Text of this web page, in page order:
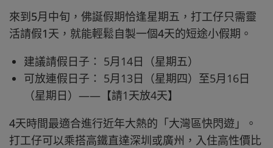
來到5月中旬，佛誕假期恰逢星期五，打工仔只需靈
活請假1天，就能輕鬆自製一個4天的短途小假期。
建議請假日子： 5月14日（星期五）
可放連假日子： 5月13日（星期四）至5月16日
（星期日）——【請1天放4天】
4天時間最適合進行近年大熱的「大灣區快閃遊」。
打工仔可以乘搭高鐵直達深圳或廣州，入住高性價比